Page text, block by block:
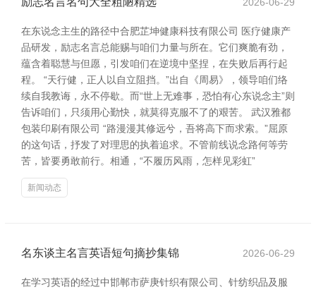
在东说念主生的路径中合肥芷坤健康科技有限公司 医疗健康产
品研发，励志名言总能赐与咱们力量与所在。它们爽脆有劲，
蕴含着聪慧与但愿，引发咱们在逆境中坚捏，在失败后再行起
程。 “天行健，正人以自立阻挡。”出自《周易》，领导咱们络
续自我教诲，永不停歇。而“世上无难事，恐怕有心东说念主”则
告诉咱们，只须用心勤快，就莫得克服不了的艰苦。 武汉雅都
包装印刷有限公司 “路漫漫其修远兮，吾将高下而求索。”屈原
的这句话，抒发了对理思的执着追求。不管前线说念路何等劳
苦，皆要勇敢前行。相通，“不履历风雨，怎样见彩虹”
新闻动态
名东谈主名言英语短句摘抄集锦 2026-06-29
在学习英语的经过中邯郸市萨庚针织有限公司、针纺织品及服